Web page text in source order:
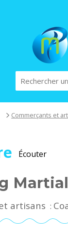
Rechercher
Commerçants et
Écouter
Martial
artisans :